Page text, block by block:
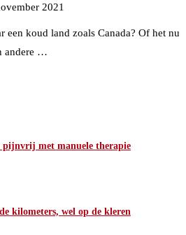
2021
een koud land zoals Canada? Of het nu
andere …
pijnvrij met manuele therapie
kilometers, wel op de kleren